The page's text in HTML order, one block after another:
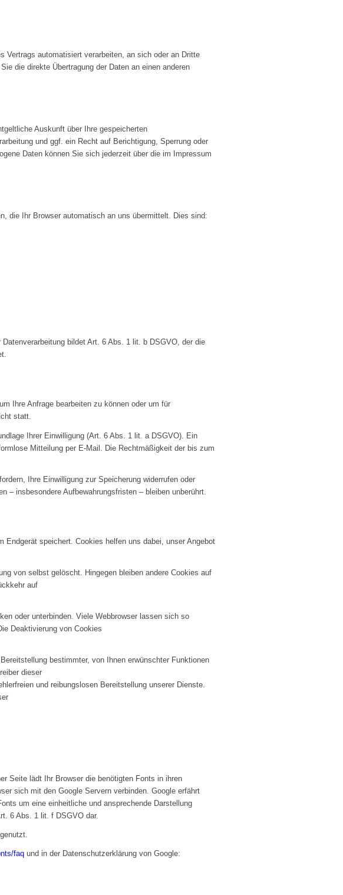
Vertrags automatisiert verarbeiten, an sich oder an Dritte
die direkte Übertragung der Daten an einen anderen
Auskunft über Ihre gespeicherten
und ggf. ein Recht auf Berichtigung, Sperrung oder
Daten können Sie sich jederzeit über die im Impressum
die Ihr Browser automatisch an uns übermittelt. Dies sind:
bildet Art. 6 Abs. 1 lit. b DSGVO, der die
Ihre Anfrage bearbeiten zu können oder um für
statt.
Ihrer Einwilligung (Art. 6 Abs. 1 lit. a DSGVO). Ein
Mitteilung per E-Mail. Die Rechtmäßigkeit der bis zum
Ihre Einwilligung zur Speicherung widerrufen oder
– insbesondere Aufbewahrungsfristen – bleiben unberührt.
Endgerät speichert. Cookies helfen uns dabei, unser Angebot
von selbst gelöscht. Hingegen bleiben andere Cookies auf
auf
oder unterbinden. Viele Webbrowser lassen sich so
Deaktivierung von Cookies
bestimmter, von Ihnen erwünschter Funktionen
dieser
und reibungslosen Bereitstellung unserer Dienste.
Seite lädt Ihr Browser die benötigten Fonts in ihren
sich mit den Google Servern verbinden. Google erfährt
um eine einheitliche und ansprechende Darstellung
6 Abs. 1 lit. f DSGVO dar.
faq und in der Datenschutzerklärung von Google: